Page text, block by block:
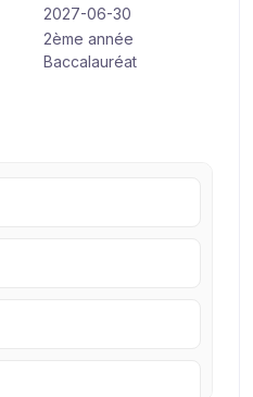
2027-06-30
2ème année
Baccalauréat